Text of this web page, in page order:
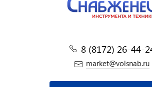
8 (8172) 26-44-
market@volsnab.ru